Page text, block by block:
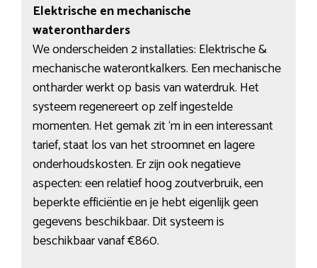
Elektrische en mechanische
waterontharders
We onderscheiden 2 installaties: Elektrische &
mechanische waterontkalkers. Een mechanische
ontharder werkt op basis van waterdruk. Het
systeem regenereert op zelf ingestelde
momenten. Het gemak zit ‘m in een interessant
tarief, staat los van het stroomnet en lagere
onderhoudskosten. Er zijn ook negatieve
aspecten: een relatief hoog zoutverbruik, een
beperkte efficiëntie en je hebt eigenlijk geen
gegevens beschikbaar. Dit systeem is
beschikbaar vanaf €860.